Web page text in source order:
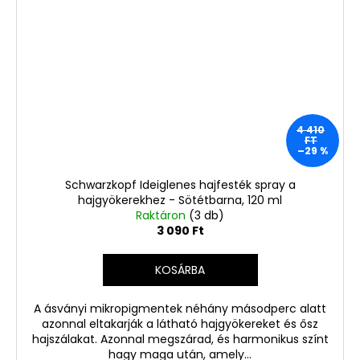
4 410
FT
–29 %
Schwarzkopf Ideiglenes hajfesték spray a
hajgyökerekhez - Sötétbarna, 120 ml
Raktáron (3 db)
3 090 Ft
KOSÁRBA
A ásványi mikropigmentek néhány másodperc alatt
azonnal eltakarják a látható hajgyökereket és ősz
hajszálakat. Azonnal megszárad, és harmonikus színt
hagy maga után, amely...